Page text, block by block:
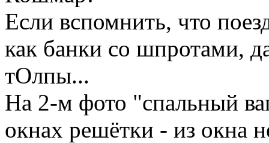
Если вспомнить, что
как банки со шпротами,
тОлпы...
На 2-м фото "спальный
окнах решётки - из окна